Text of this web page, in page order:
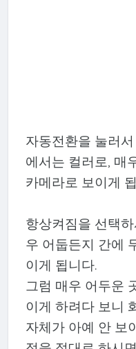
자동전환을 눌러
에서는 컬러로, 매
카메라로 보이게
항상켜짐을 선택
우 어둡든지 간에
이게 됩니다.
그럼 매우 어두운
이게 하려다 보니
자체가 아예 안 보